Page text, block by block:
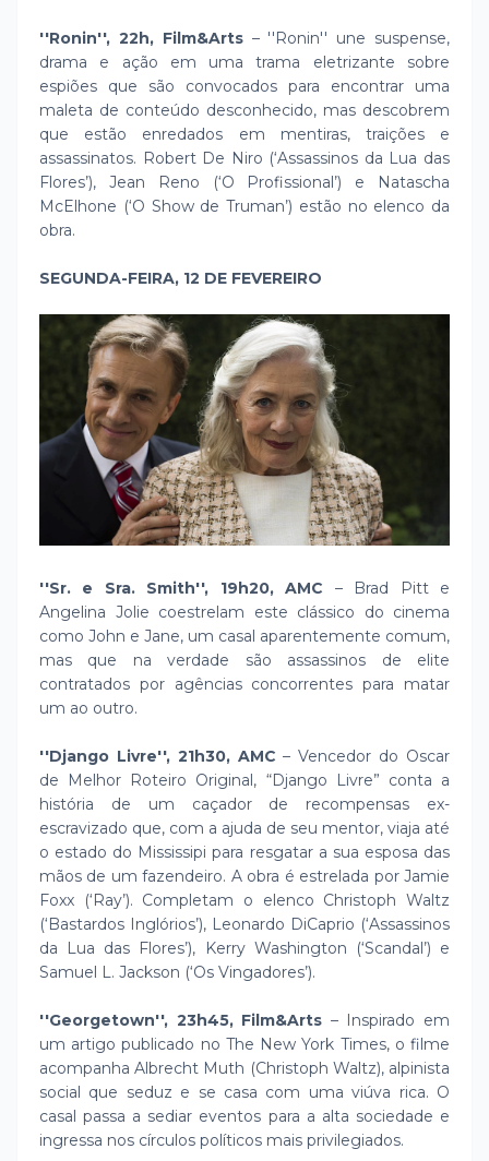
''Ronin'', 22h, Film&Arts– ''Ronin'' une suspense,
drama e ação em uma trama eletrizante sobre
espiões que são convocados para encontrar uma
maleta de conteúdo desconhecido, mas descobrem
que estão enredados em mentiras, traições e
assassinatos. Robert De Niro (‘Assassinos da Lua das
Flores’), Jean Reno (‘O Profissional’) e Natascha
McElhone (‘O Show de Truman’) estão no elenco da
obra.
SEGUNDA-FEIRA, 12 DE FEVEREIRO
''Sr. e Sra. Smith'', 19h20, AMC – Brad Pitt e
Angelina Jolie coestrelam este clássico do cinema
como John e Jane, um casal aparentemente comum,
mas que na verdade são assassinos de elite
contratados por agências concorrentes para matar
um ao outro.
''Django Livre'', 21h30, AMC– Vencedor do Oscar
de Melhor Roteiro Original, “Django Livre” conta a
história de um caçador de recompensas ex-
escravizado que, com a ajuda de seu mentor, viaja até
o estado do Mississipi para resgatar a sua esposa das
mãos de um fazendeiro. A obra é estrelada por Jamie
Foxx (‘Ray’). Completam o elenco Christoph Waltz
(‘Bastardos Inglórios’), Leonardo DiCaprio (‘Assassinos
da Lua das Flores’), Kerry Washington (‘Scandal’) e
Samuel L. Jackson (‘Os Vingadores’).
''Georgetown'', 23h45, Film&Arts – Inspirado em
um artigo publicado no The New York Times, o filme
acompanha Albrecht Muth (Christoph Waltz), alpinista
social que seduz e se casa com uma viúva rica. O
casal passa a sediar eventos para a alta sociedade e
ingressa nos círculos políticos mais privilegiados.